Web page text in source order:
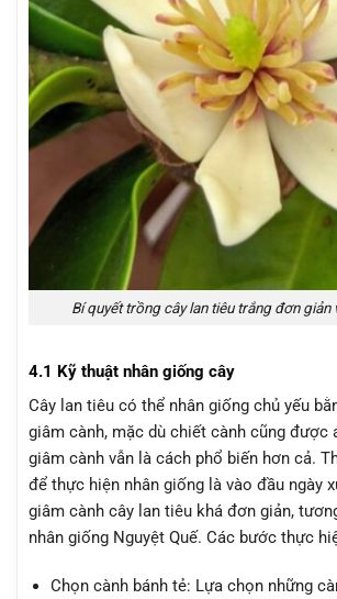
Bí quyết trồng cây lan tiêu trắng đơn giản
4.1 Kỹ thuật nhân giống cây
Cây lan tiêu có thể nhân giống chủ yếu
giâm cành, mặc dù chiết cành cũng được
giâm cành vẫn là cách phổ biến hơn cả.
để thực hiện nhân giống là vào đầu ngày
giâm cành cây lan tiêu khá đơn giản,
nhân giống Nguyệt Quế. Các bước thực
Chọn cành bánh tẻ: Lựa chọn những